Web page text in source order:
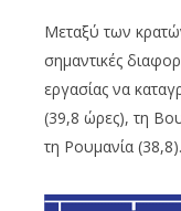
Μεταξύ των
σημαντικές
εργασίας να
(39,8 ώρες), τη
τη Ρουμανία (38,8).